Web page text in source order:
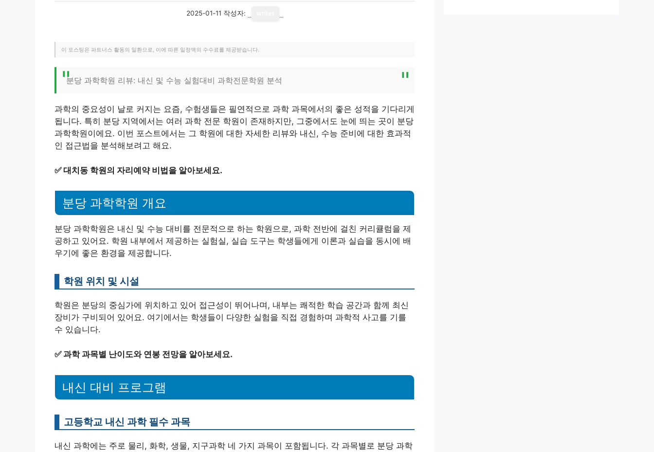
2025-01-11 작성자:
이 포스팅은 파트너스 활동의 일환으로, 이에 따른 일정액의 수수료를 제공받습니다.
분당 과학학원 리뷰: 내신 및 수능 실험대비 과학전문학원 분석
과학의 중요성이 날로 커지는 요즘, 수험생들은 필연적으로 과학 과목에서의 좋은 성적을 기다리게
됩니다. 특히 분당 지역에서는 여러 과학 전문 학원이 존재하지만, 그중에서도 눈에 띄는 곳이 분당
과학학원이에요. 이번 포스트에서는 그 학원에 대한 자세한 리뷰와 내신, 수능 준비에 대한 효과적
인 접근법을 분석해보려고 해요.
✅대치동 학원의 자리예약 비법을 알아보세요.
분당 과학학원 개요
분당 과학학원은 내신 및 수능 대비를 전문적으로 하는 학원으로, 과학 전반에 걸친 커리큘럼을 제
공하고 있어요. 학원 내부에서 제공하는 실험실, 실습 도구는 학생들에게 이론과 실습을 동시에 배
우기에 좋은 환경을 제공합니다.
학원 위치 및 시설
학원은 분당의 중심가에 위치하고 있어 접근성이 뛰어나며, 내부는 쾌적한 학습 공간과 함께 최신
장비가 구비되어 있어요. 여기에서는 학생들이 다양한 실험을 직접 경험하며 과학적 사고를 기를
수 있습니다.
✅과학 과목별 난이도와 연봉 전망을 알아보세요.
내신 대비 프로그램
고등학교 내신 과학 필수 과목
내신 과학에는 주로 물리, 화학, 생물, 지구과학 네 가지 과목이 포함됩니다. 각 과목별로 분당 과학